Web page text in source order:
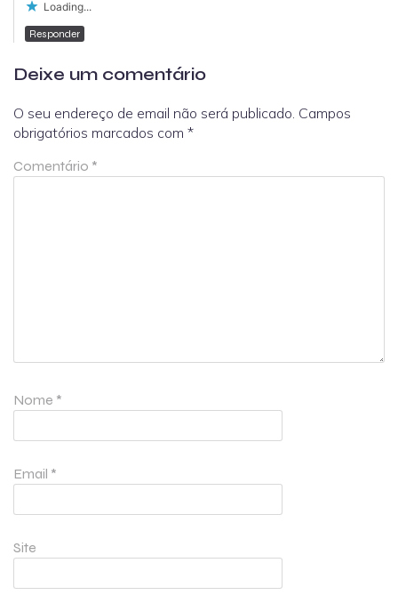
Loading...
Responder
Deixe um comentário
O seu endereço de email não será publicado. Campos
obrigatórios marcados com *
Comentário *
Nome *
Email *
Site